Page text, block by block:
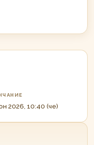
2026, 10:40 (че)